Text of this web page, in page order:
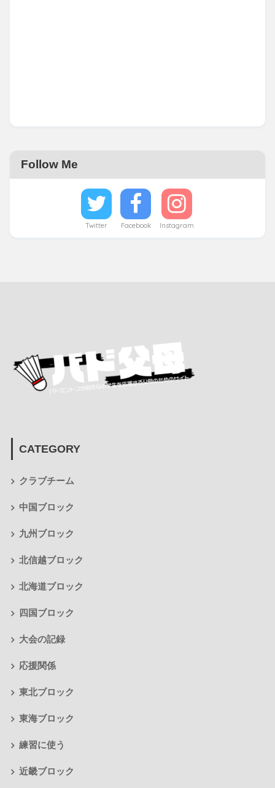
Follow Me
Twitter Facebook Instagram
CATEGORY
クラブチーム
中国ブロック
九州ブロック
北信越ブロック
北海道ブロック
四国ブロック
大会の記録
応援関係
東北ブロック
東海ブロック
練習に使う
近畿ブロック